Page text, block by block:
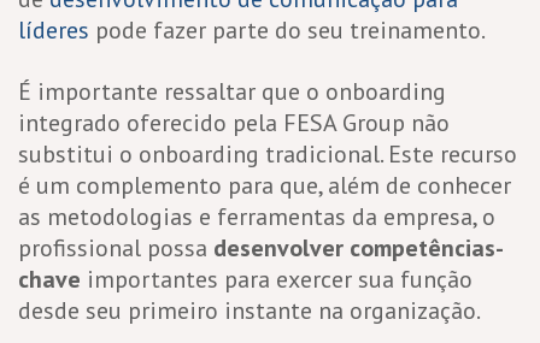
líderes pode fazer parte do seu treinamento.
É importante ressaltar que o onboarding
integrado oferecido pela FESA Group não
substitui o onboarding tradicional. Este recurso
é um complemento para que, além de conhecer
as metodologias e ferramentas da empresa, o
profissional possa desenvolver competências-
chave importantes para exercer sua função
desde seu primeiro instante na organização.